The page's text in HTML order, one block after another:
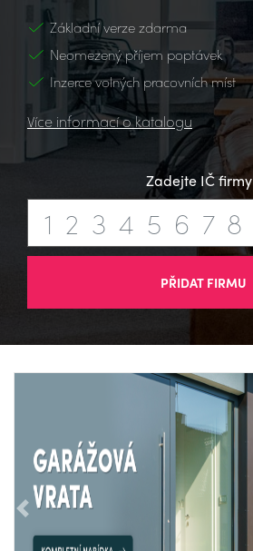
Základní verze zdarma
Neomezený příjem poptávek
Inzerce volných pracovních míst
Více informací o katalogu
Zadejte IČ firmy
PŘIDAT FIRMU
Předchozí